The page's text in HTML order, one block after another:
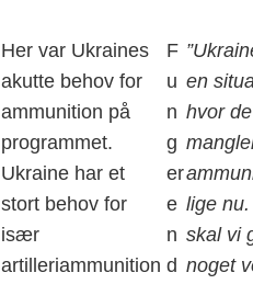
Her var Ukraines
akutte behov for
ammunition på
programmet.
Ukraine har et
stort behov for
især
artilleriammunition
F
u
n
g
er
e
n
d
en
hvor de
lige
skal vi
noget